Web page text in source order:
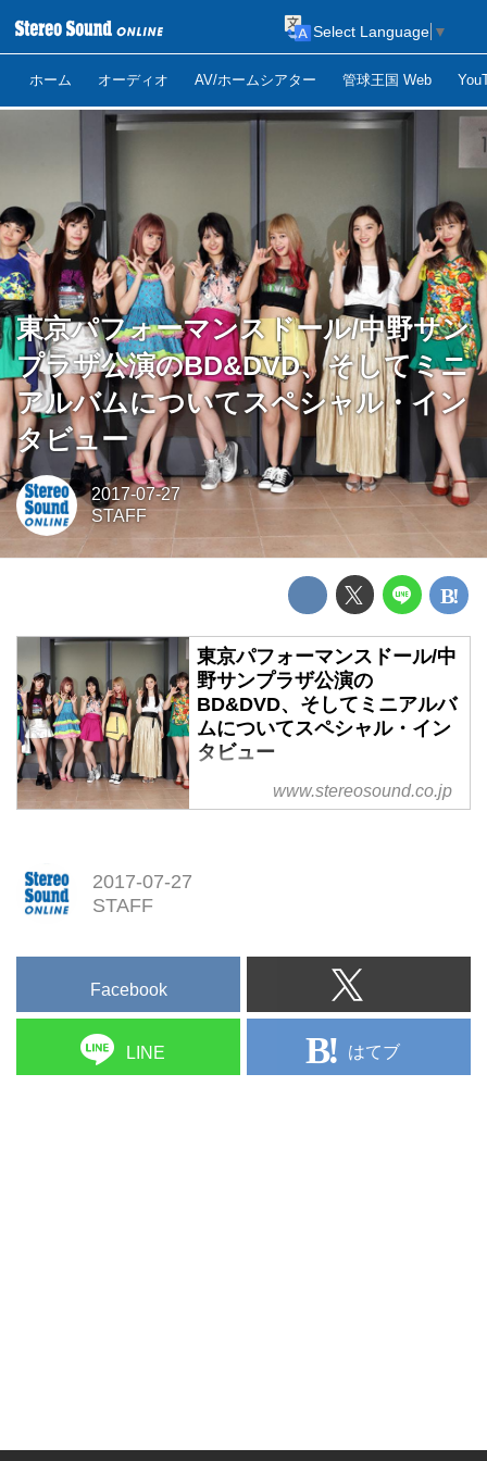
ホーム オーディオ AV/ホームシアター 管球王国 Web
Select Language ▼
東京パフォーマンスドール/中野サン
プラザ公演のBD&DVD、そしてミニ
アルバムについてスペシャル・イン
タビュー
2017-07-27
STAFF
東京パフォーマンスドール/中
野サンプラザ公演の
BD&DVD、そしてミニアルバ
ムについてスペシャル・イン
タビュー
東京パフォーマンスドール/中野
サンプラザ公演のBD&DVD、そ
www.stereosound.co.jp
2017-07-27
STAFF
Facebook
LINE はてブ